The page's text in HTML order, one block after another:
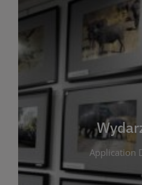
Application
W tej zakładce
wszystkich
bibliotekę. Znajdziesz
autorskich,
tematycznych dla
wydarzenie ma na
czytelniczej oraz
Dzięki kalendarzowi